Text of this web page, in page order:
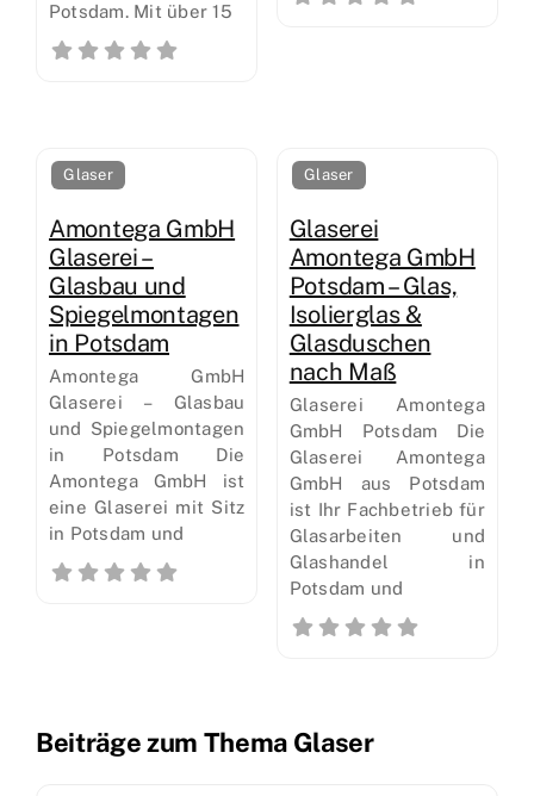
Potsdam. Mit über 15
Glaser
Amontega GmbH
Glaserei –
Glasbau und
Spiegelmontagen
in Potsdam
Amontega GmbH
Glaserei – Glasbau
und Spiegelmontagen
in Potsdam Die
Amontega GmbH ist
eine Glaserei mit Sitz
in Potsdam und
Glaser
Glaserei
Amontega GmbH
Potsdam – Glas,
Isolierglas &
Glasduschen
nach Maß
Glaserei Amontega
GmbH Potsdam Die
Glaserei Amontega
GmbH aus Potsdam
ist Ihr Fachbetrieb für
Glasarbeiten und
Glashandel in
Potsdam und
Beiträge zum Thema Glaser